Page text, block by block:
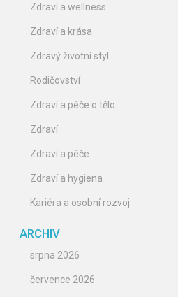
Zdraví a wellness
Zdraví a krása
Zdravý životní styl
Rodičovství
Zdraví a péče o tělo
Zdraví
Zdraví a péče
Zdraví a hygiena
Kariéra a osobní rozvoj
ARCHIV
srpna 2026
července 2026